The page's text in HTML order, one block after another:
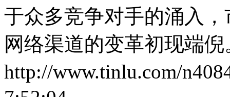
于众多竞争对手的涌入
网络渠道的变革初现端倪
http://www.tinlu.com/